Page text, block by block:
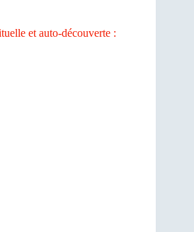
et auto-découverte :